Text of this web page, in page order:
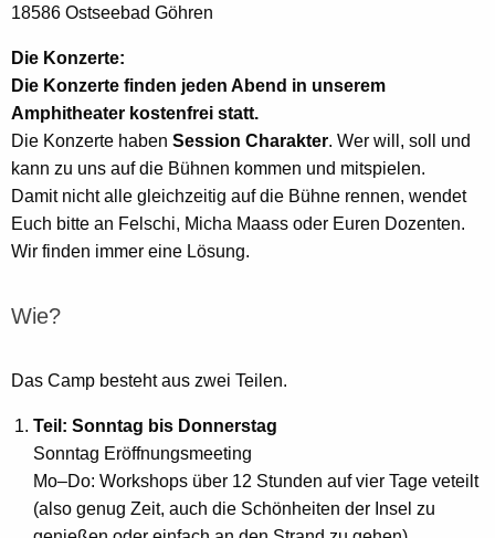
18586 Ostseebad Göhren
Die Konzerte:
Die Konzerte finden jeden Abend in unserem
Amphitheater kostenfrei statt.
Die Konzerte haben Session Charakter. Wer will, soll und
kann zu uns auf die Bühnen kommen und mitspielen.
Damit nicht alle gleichzeitig auf die Bühne rennen, wendet
Euch bitte an Felschi, Micha Maass oder Euren Dozenten.
Wir finden immer eine Lösung.
Wie?
Das Camp besteht aus zwei Teilen.
Teil: Sonntag bis Donnerstag
Sonntag Eröffnungsmeeting
Mo–Do: Workshops über 12 Stunden auf vier Tage veteilt
(also genug Zeit, auch die Schönheiten der Insel zu